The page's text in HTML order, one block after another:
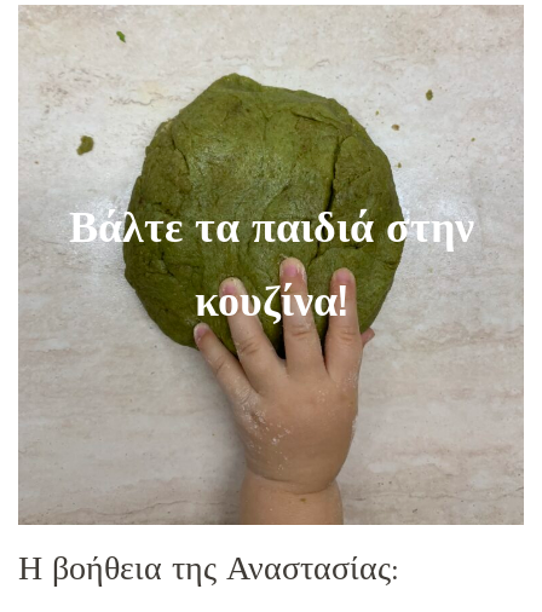
Βάλτε τα παιδιά στην
κουζίνα!
Η βοήθεια της Αναστασίας: